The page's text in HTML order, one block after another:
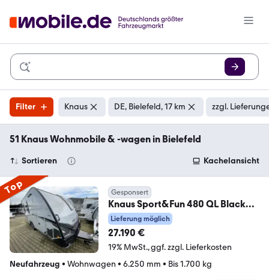
Filter Knaus DE, Bielefeld, 17 km zzgl.
51 Knaus Wohnmobile & -wagen in Bielefeld
Sortieren Kachelansicht
Top Gesponsert
Knaus Sport&Fun 480 QL Black
Selection Duschausbau, Au
Lieferung möglich
27.190 €
19% MwSt. ggf. zzgl. Lieferkosten
Neufahrzeug • Wohnwagen • 6.250 mm • Bis 1.700 kg